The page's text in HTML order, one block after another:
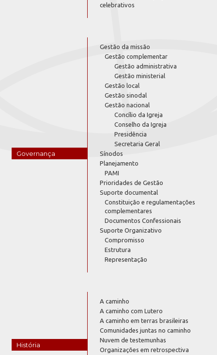
celebrativos
Governança
Gestão da missão
Gestão complementar
Gestão administrativa
Gestão ministerial
Gestão local
Gestão sinodal
Gestão nacional
Concílio da Igreja
Conselho da Igreja
Presidência
Secretaria Geral
Sínodos
Planejamento
PAMI
Prioridades de Gestão
Suporte documental
Constituição e regulamentações
complementares
Documentos Confessionais
Suporte Organizativo
Compromisso
Estrutura
Representação
História
A caminho
A caminho com Lutero
A caminho em terras brasileiras
Comunidades juntas no caminho
Nuvem de testemunhas
Organizações em retrospectiva